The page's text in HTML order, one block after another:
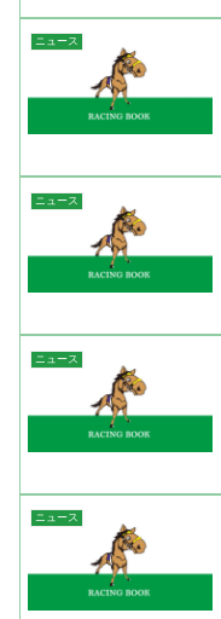
ニュース
ニュース
ニュース
ニュース